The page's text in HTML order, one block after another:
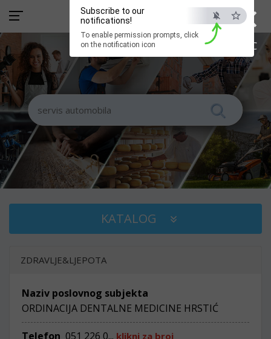
×
ESC
Subscribe to our
notifications!
To enable permission prompts, click
on the notification icon
KATALOG
ZDRAVLJE&LJEPOTA
Naziv poslovnog subjekta
ORDINACIJA DENTALNE MEDICINE HRSTIĆ
Telefon 051 226 0... klikni za broj